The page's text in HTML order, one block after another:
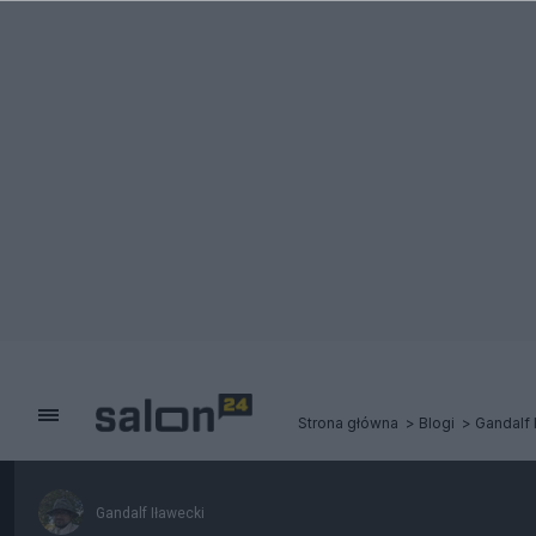
Strona główna Blogi Gandalf
Gandalf Iławecki